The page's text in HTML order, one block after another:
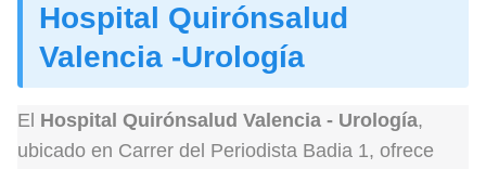
Hospital Quirónsalud
Valencia -Urología
El Hospital Quirónsalud Valencia - Urología,
ubicado en Carrer del Periodista Badia 1, ofrece